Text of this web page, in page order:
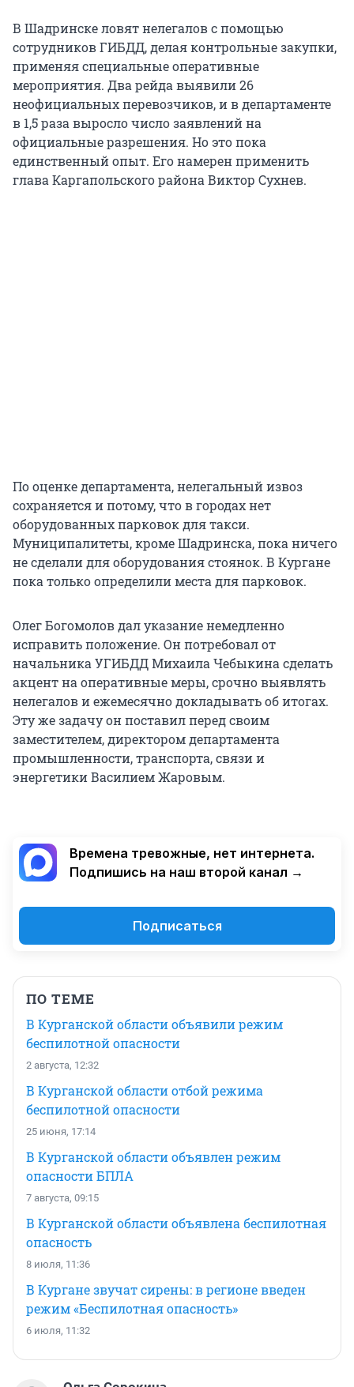
В Шадринске ловят нелегалов с помощью
сотрудников ГИБДД, делая контрольные закупки,
применяя специальные оперативные
мероприятия. Два рейда выявили 26
неофициальных перевозчиков, и в департаменте
в 1,5 раза выросло число заявлений на
официальные разрешения. Но это пока
единственный опыт. Его намерен применить
глава Каргапольского района Виктор Сухнев.
По оценке департамента, нелегальный извоз
сохраняется и потому, что в городах нет
оборудованных парковок для такси.
Муниципалитеты, кроме Шадринска, пока ничего
не сделали для оборудования стоянок. В Кургане
пока только определили места для парковок.
Олег Богомолов дал указание немедленно
исправить положение. Он потребовал от
начальника УГИБДД Михаила Чебыкина сделать
акцент на оперативные меры, срочно выявлять
нелегалов и ежемесячно докладывать об итогах.
Эту же задачу он поставил перед своим
заместителем, директором департамента
промышленности, транспорта, связи и
энергетики Василием Жаровым.
Времена тревожные, нет интернета.
Подпишись на наш второй канал →
Подписаться
ПО ТЕМЕ
В Курганской области объявили режим
беспилотной опасности
2 августа, 12:32
В Курганской области отбой режима
беспилотной опасности
25 июня, 17:14
В Курганской области объявлен режим
опасности БПЛА
7 августа, 09:15
В Курганской области объявлена беспилотная
опасность
8 июля, 11:36
В Кургане звучат сирены: в регионе введен
режим «Беспилотная опасность»
6 июля, 11:32